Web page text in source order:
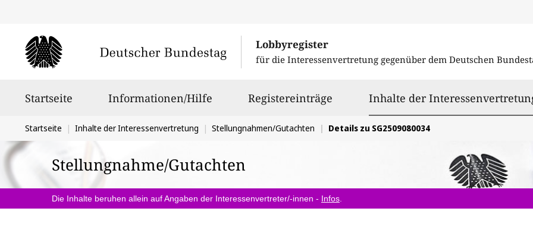
Lobbyregister
für die Interessenvertretung gegenüber dem Deutschen
Startseite Informationen/Hilfe Registereinträge Inhalte der
Sie
befinden
sich
hier:
Startseite Inhalte der Interessenvertretung Stellungnahmen/Gutachten Details zu SG2509080034
Stellungnahme/Gutachten
Die Inhalte beruhen allein auf Angaben der Interessenvertreter/-innen - Infos